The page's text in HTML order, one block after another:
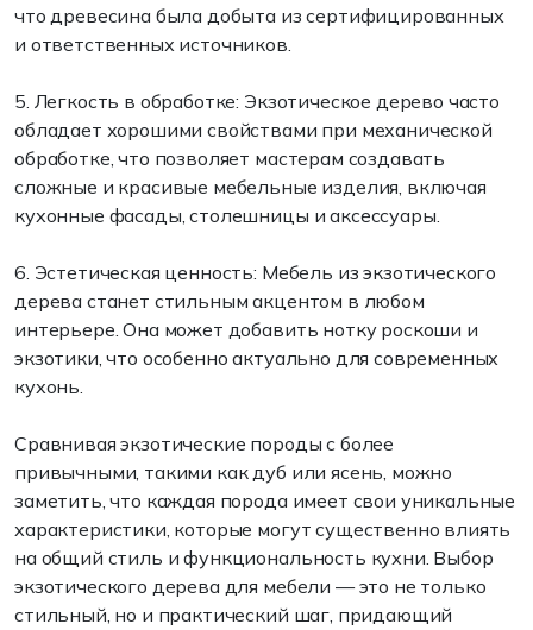
что древесина была добыта из сертифицированных
и ответственных источников.
5. Легкость в обработке: Экзотическое дерево часто
обладает хорошими свойствами при механической
обработке, что позволяет мастерам создавать
сложные и красивые мебельные изделия, включая
кухонные фасады, столешницы и аксессуары.
6. Эстетическая ценность: Мебель из экзотического
дерева станет стильным акцентом в любом
интерьере. Она может добавить нотку роскоши и
экзотики, что особенно актуально для современных
кухонь.
Сравнивая экзотические породы с более
привычными, такими как дуб или ясень, можно
заметить, что каждая порода имеет свои уникальные
характеристики, которые могут существенно влиять
на общий стиль и функциональность кухни. Выбор
экзотического дерева для мебели — это не только
стильный, но и практический шаг, придающий